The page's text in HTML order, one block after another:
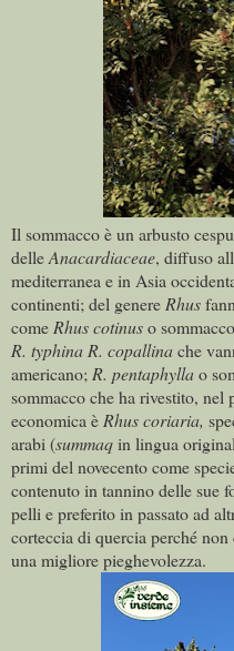
Il sommacco è un arbusto
delleAnacardiaceae, diffuso
mediterranea e in Asia
continenti; del genere Rhus
come Rhus cotinuso
R. typhina R. copallinache
americano; R. pentaphyllao
sommacco che ha rivestito, nel
economica è Rhus coriaria,
arabi (summaqin lingua
primi del novecento come
contenuto in tannino delle sue
pelli e preferito in passato ad
corteccia di quercia perché
una migliore pieghevolezza.